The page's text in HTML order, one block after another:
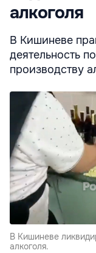
алкоголя
В Кишиневе
деятельность
производству
В Кишиневе
алкоголя.